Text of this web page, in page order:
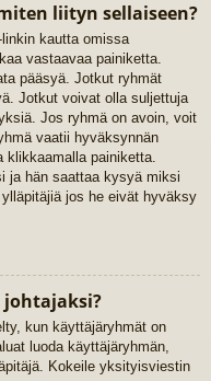
liityn sellaiseen?
linkin kautta omissa
vastaavaa painiketta.
pääsyä. Jotkut ryhmät
Jotkut voivat olla suljettuja
Jos ryhmä on avoin, voit
vaatii hyväksynnän
klikkaamalla painiketta.
ja hän saattaa kysyä miksi
jos he eivät hyväksy
kun käyttäjäryhmät on
luoda käyttäjäryhmän,
Kokeile yksityisviestin